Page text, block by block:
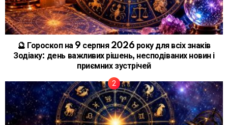
🔮 Гороскоп на 9 серпня 2026 року для всіх знаків
Зодіаку: день важливих рішень, несподіваних новин і
приємних зустрічей